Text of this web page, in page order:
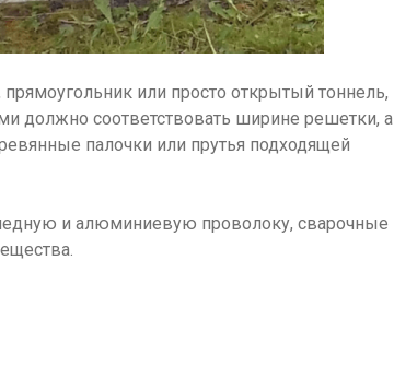
или просто открытый тоннель,
должно соответствовать ширине решетки, а
палочки или прутья подходящей
и алюминиевую проволоку, сварочные